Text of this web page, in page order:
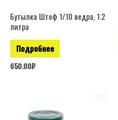
Бутылка Штоф 1/10 ведра, 1.2
литра
Подробнее
650.00₽